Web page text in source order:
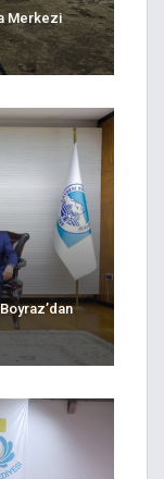
Merkezi